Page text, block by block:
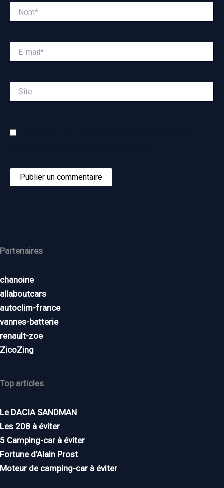
mail*
Partenaires
chanoine
allaboutcars
autoclim-france
vannes-batterie
renault-zoe
ZicoZing
Top articles
Le DACIA SANDMAN
Les 208 à éviter
5 Camping-car à éviter
Fortune d'Alain Prost
Moteur de camping-car à éviter